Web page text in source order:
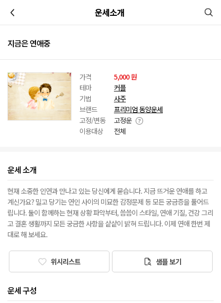
운세소개
지금은 연애중
가격
5,000 원
테마
커플
기법
사주
브랜드
프리미엄 동양운세
고정/변동
고정운
이용대상
전체
운세 소개
현재 소중한 인연과 만나고 있는 당신에게 묻습니다. 지금 뜨거운 연애를 하고
계신가요? 밀고 당기는 연인 사이의 미묘한 감정문제 등 모든 궁금증을 풀어드
립니다. 둘이 함께하는 현재 상황 파악부터, 씀씀이 스타일, 연애 기질, 건강 그리
고 결혼 생활까지 모든 궁금한 사항을 샅샅이 밝혀 드립니다. 이제 연애 한번 제
대로 해 보세요.
위시리스트 샘플 보기
운세 구성